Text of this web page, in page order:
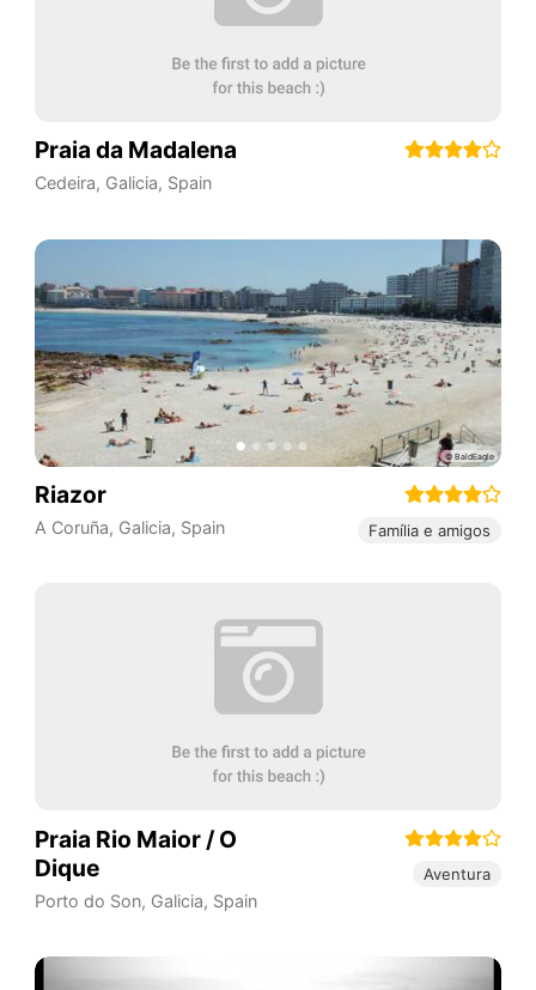
Praia da Madalena
Cedeira, Galicia, Spain
Riazor
A Coruña, Galicia, Spain Família e amigos
Praia Rio Maior / O
Dique
Porto do Son, Galicia, Spain
Aventura